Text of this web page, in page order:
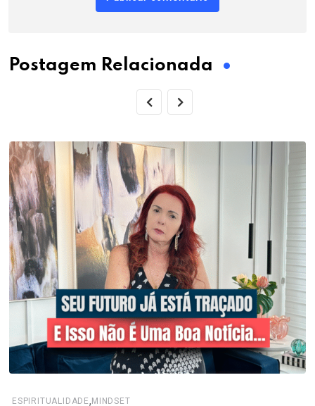
Postagem Relacionada
ESPIRITUALIDADE, MINDSET